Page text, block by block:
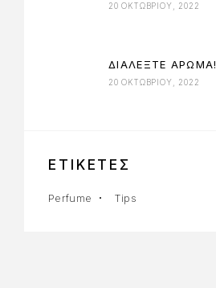
20 ΟΚΤΩΒΡΊΟΥ, 2022
ΔΙΑΛΕΞΤΕ ΑΡΩΜΑ!
20 ΟΚΤΩΒΡΊΟΥ, 2022
ΕΤΙΚΕΤΕΣ
Perfume Tips